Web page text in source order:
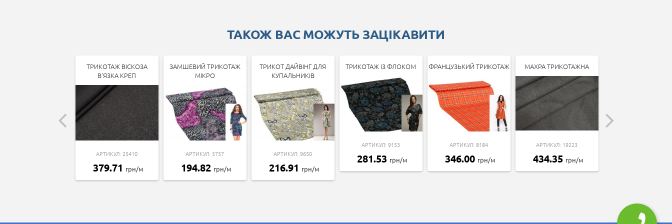
ТАКОЖ ВАС МОЖУТЬ ЗАЦІКАВИТИ
ТРИКОТАЖ ВІСКОЗА
В'ЯЗКА КРЕП
АРТИКУЛ: 25410
379.71 грн/м
ЗАМШЕВИЙ ТРИКОТАЖ
МІКРО
АРТИКУЛ: 5757
194.82 грн/м
ТРИКОТ ДАЙВІНГ ДЛЯ
КУПАЛЬНИКІВ
АРТИКУЛ: 9650
216.91 грн/м
ТРИКОТАЖ ІЗ ФЛОКОМ
АРТИКУЛ: 9153
281.53 грн/м
ФРАНЦУЗЬКИЙ ТРИКОТАЖ
АРТИКУЛ: 8184
346.00 грн/м
МАХРА ТРИКОТАЖНА
АРТИКУЛ: 19223
434.35 грн/м